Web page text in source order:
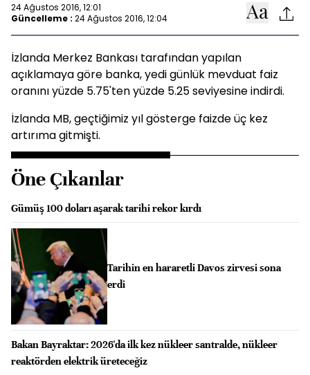
24 Ağustos 2016, 12:01
Güncelleme : 24 Ağustos 2016, 12:04
İzlanda Merkez Bankası tarafından yapılan
açıklamaya göre banka, yedi günlük mevduat faiz
oranını yüzde 5.75'ten yüzde 5.25 seviyesine indirdi.
İzlanda MB, geçtiğimiz yıl gösterge faizde üç kez
artırıma gitmişti.
Öne Çıkanlar
Gümüş 100 doları aşarak tarihi rekor kırdı
Tarihin en hararetli Davos zirvesi sona
erdi
Bakan Bayraktar: 2026'da ilk kez nükleer santralde, nükleer
reaktörden elektrik üreteceğiz